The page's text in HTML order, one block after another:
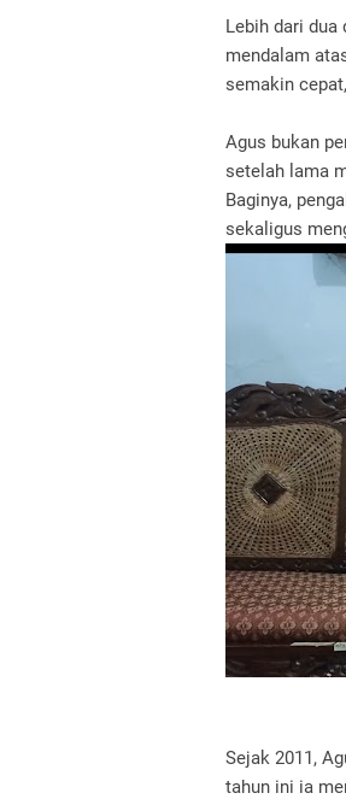
Lebih dari dua
mendalam
semakin
Agus bukan
setelah lama
Baginya,
sekaligus
Sejak 2011,
tahun ini ia